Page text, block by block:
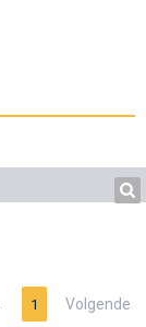
1 Volgende